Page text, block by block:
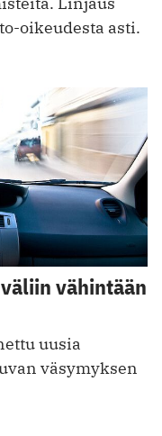
oikeudesta asti.
vähintään
uusia
väsymyksen